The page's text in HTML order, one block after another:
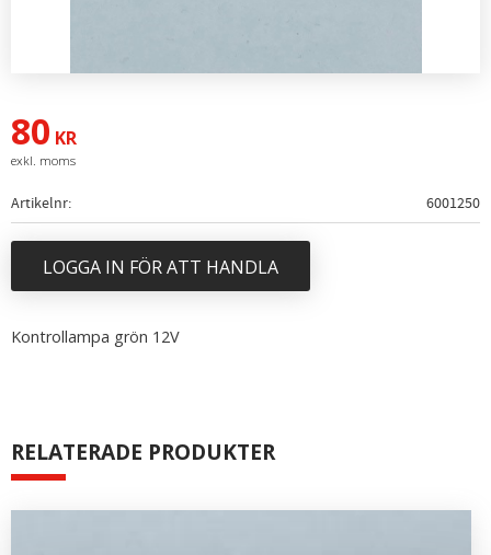
80 KR
Artikelnr 6001250
LOGGA IN FÖR ATT HANDLA
Kontrollampa grön 12V
RELATERADE PRODUKTER